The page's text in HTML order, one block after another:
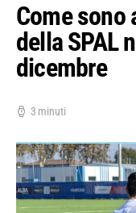
Come sono
della SPAL
dicembre
3 minuti